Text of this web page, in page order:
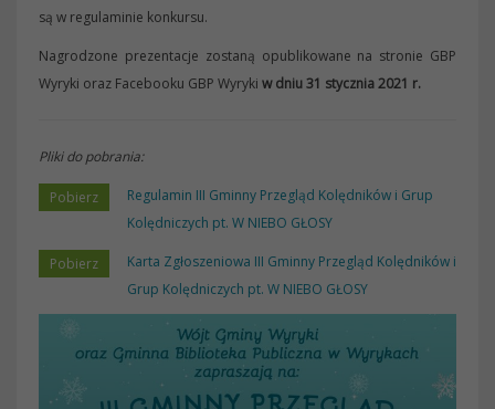
są w regulaminie konkursu.
Nagrodzone prezentacje zostaną opublikowane na stronie GBP
Wyryki oraz Facebooku GBP Wyryki w dniu 31 stycznia 2021 r.
Pliki do pobrania:
Regulamin III Gminny Przegląd Kolędników i Grup
Kolędniczych pt. W NIEBO GŁOSY
Karta Zgłoszeniowa III Gminny Przegląd Kolędników i
Grup Kolędniczych pt. W NIEBO GŁOSY